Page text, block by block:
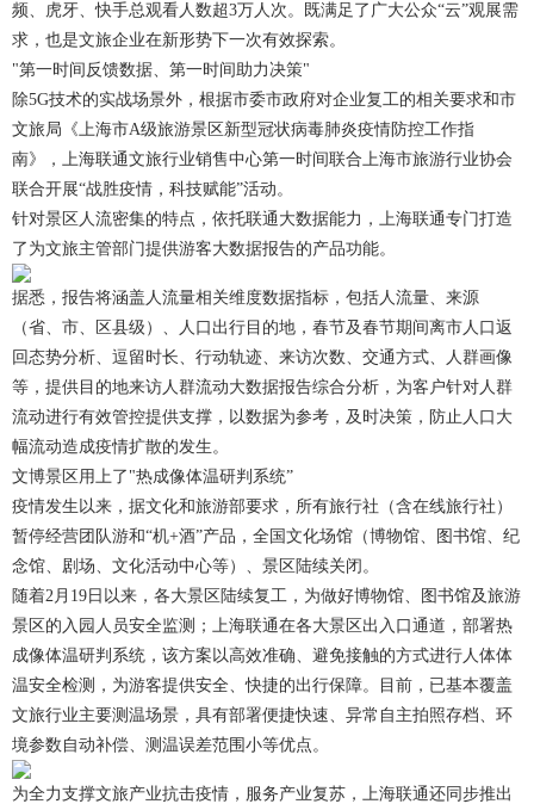
频、虎牙、快手总观看人数超3万人次。既满足了广大公众“云”观展需
求，也是文旅企业在新形势下一次有效探索。
"第一时间反馈数据、第一时间助力决策"
除5G技术的实战场景外，根据市委市政府对企业复工的相关要求和市
文旅局《上海市A级旅游景区新型冠状病毒肺炎疫情防控工作指
南》，上海联通文旅行业销售中心第一时间联合上海市旅游行业协会
联合开展“战胜疫情，科技赋能”活动。
针对景区人流密集的特点，依托联通大数据能力，上海联通专门打造
了为文旅主管部门提供游客大数据报告的产品功能。
据悉，报告将涵盖人流量相关维度数据指标，包括人流量、来源
（省、市、区县级）、人口出行目的地，春节及春节期间离市人口返
回态势分析、逗留时长、行动轨迹、来访次数、交通方式、人群画像
等，提供目的地来访人群流动大数据报告综合分析，为客户针对人群
流动进行有效管控提供支撑，以数据为参考，及时决策，防止人口大
幅流动造成疫情扩散的发生。
文博景区用上了"热成像体温研判系统”
疫情发生以来，据文化和旅游部要求，所有旅行社（含在线旅行社）
暂停经营团队游和“机+酒”产品，全国文化场馆（博物馆、图书馆、纪
念馆、剧场、文化活动中心等）、景区陆续关闭。
随着2月19日以来，各大景区陆续复工，为做好博物馆、图书馆及旅游
景区的入园人员安全监测；上海联通在各大景区出入口通道，部署热
成像体温研判系统，该方案以高效准确、避免接触的方式进行人体体
温安全检测，为游客提供安全、快捷的出行保障。目前，已基本覆盖
文旅行业主要测温场景，具有部署便捷快速、异常自主拍照存档、环
境参数自动补偿、测温误差范围小等优点。
为全力支撑文旅产业抗击疫情，服务产业复苏，上海联通还同步推出